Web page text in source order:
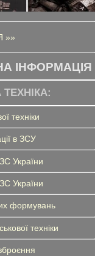
»»
ІНФОРМАЦІЯ
техніки
в ЗСУ
України
України
формувань
техніки